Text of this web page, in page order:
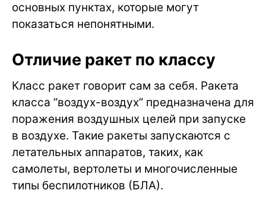
основных пунктах, которые могут
показаться непонятными.
Отличие ракет по классу
Класс ракет говорит сам за себя. Ракета
класса ”воздух-воздух” предназначена для
поражения воздушных целей при запуске
в воздухе. Такие ракеты запускаются с
летательных аппаратов, таких, как
самолеты, вертолеты и многочисленные
типы беспилотников (БЛА).